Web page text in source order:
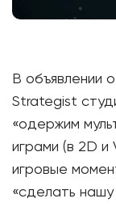
В объявлении
Strategist
«одержим
играми (в 2D и
игровые
«сделать